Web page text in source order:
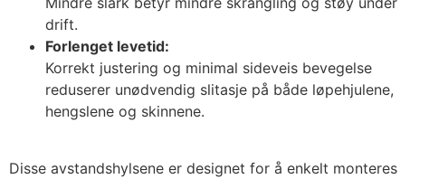
drift.
Forlenget levetid:
Korrekt justering og minimal sideveis bevegelse
reduserer unødvendig slitasje på både løpehjulene,
hengslene og skinnene.
Disse avstandshylsene er designet for å enkelt monteres